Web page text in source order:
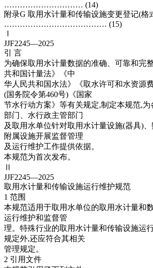
………………………… (14)
附录G 取用水计量和传输设施变更登记(格
………………………………… (15)
Ⅰ
JJF2245—2025
引 言
为确保取用水计量数据的准确、可靠和完
共和国计量法》《中
华人民共和国水法》《取水许可和水资源
(国务院令第460号)《国家
节水行动方案》等有关规定,制定本规范,
部门、水行政主管部门
及取用水单位针对取用水计量设施(器具)
附属设施开展监督管理
及运行维护工作提供依据。
本规范为首次发布。
Ⅱ
JJF2245—2025
取用水计量和传输设施运行维护规范
1 范围
本规范适用于取用水单位的取用水计量和
运行维护和监督管
理。特殊行业的取用水计量和传输设施运
规定外,还应符合其相关
管理规定。
2 引用文件